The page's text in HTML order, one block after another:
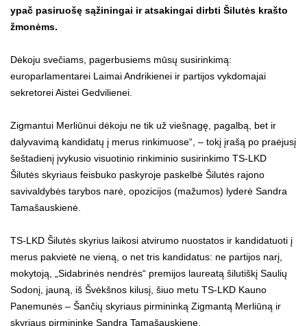
ypač pasiruošę sąžiningai ir atsakingai dirbti Šilutės krašto
žmonėms.
Dėkoju svečiams, pagerbusiems mūsų susirinkimą:
europarlamentarei Laimai Andrikienei ir partijos vykdomajai
sekretorei Aistei Gedvilienei.
Zigmantui Merliūnui dėkoju ne tik už viešnagę, pagalbą, bet ir
dalyvavimą kandidatų į merus rinkimuose“, – tokį įrašą po praėjusį
šeštadienį įvykusio visuotinio rinkiminio susirinkimo TS-LKD
Šilutės skyriaus feisbuko paskyroje paskelbė Šilutės rajono
savivaldybės tarybos narė, opozicijos (mažumos) lyderė Sandra
Tamašauskienė.
TS-LKD Šilutės skyrius laikosi atvirumo nuostatos ir kandidatuoti į
merus pakvietė ne vieną, o net tris kandidatus: ne partijos narį,
mokytoją, „Sidabrinės nendrės“ premijos laureatą šilutiškį Saulių
Sodonį, jauną, iš Švėkšnos kilusį, šiuo metu TS-LKD Kauno
Panemunės – Šančių skyriaus pirmininką Zigmantą Merliūną ir
skyriaus pirmininkę Sandrą Tamašauskienę.